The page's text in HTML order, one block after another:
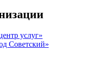
услуг»
Советский»